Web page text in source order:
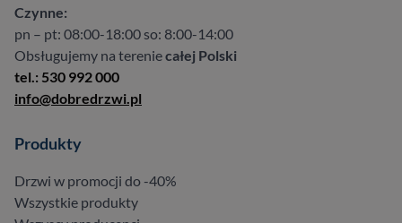
Czynne:
pn – pt: 08:00-18:00 so: 8:00-14:00
Obsługujemy na tereniecałej Polski
tel.: 530 992 000
info@dobredrzwi.pl
Produkty
Drzwi w promocji do -40%
Wszystkie produkty